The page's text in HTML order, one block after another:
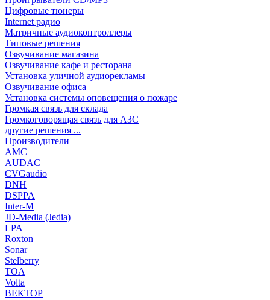
Цифровые тюнеры
Internet радио
Матричные аудиоконтроллеры
Типовые решения
Озвучивание магазина
Озвучивание кафе и ресторана
Установка уличной аудиорекламы
Озвучивание офиса
Установка системы оповещения о пожаре
Громкая связь для склада
Громкоговорящая связь для АЗС
другие решения ...
Производители
AMC
AUDAC
CVGaudio
DNH
DSPPA
Inter-M
JD-Media (Jedia)
LPA
Roxton
Sonar
Stelberry
TOA
Volta
ВЕКТОР